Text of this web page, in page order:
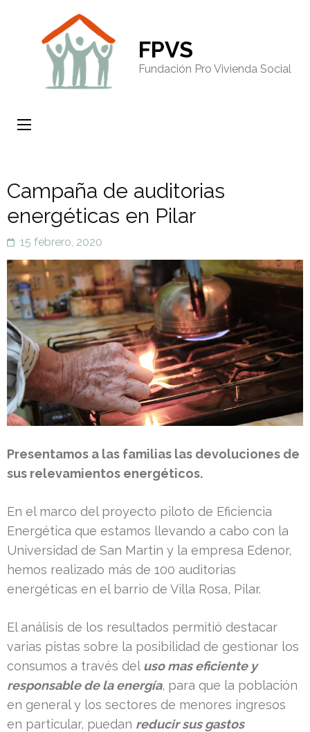
FPVS
Fundación Pro Vivienda Social
Campaña de auditorias
energéticas en Pilar
15 febrero, 2020
Presentamos a las familias las devoluciones de
sus relevamientos energéticos.
En el marco del proyecto piloto de Eficiencia
Energética que estamos llevando a cabo con la
Universidad de San Martin y la empresa Edenor,
hemos realizado más de 100 auditorias
energéticas en el barrio de Villa Rosa, Pilar.
El análisis de los resultados permitió destacar
varias pistas sobre la posibilidad de gestionar los
consumos a través del uso mas eficiente y
responsable de la energía, para que la población
en general y los sectores de menores ingresos
en particular, puedan reducir sus gastos